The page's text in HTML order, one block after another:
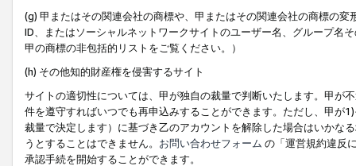
(g) 甲またはその関連会社の商標や、甲またはその関連会社の商標の
ID、またはソーシャルネットワークサイトのユーザー名、グループ名
甲の商標の非包括的リストをご覧ください。）
(h) その他知的財産権を侵害するサイト
サイトの適切性については、甲が独自の裁量で判断いたします。甲が
件を遵守すればいつでも再申込みすることができます。ただし、甲が
裁量で決定します）に基づき乙のアカウントを解除した場合はいかな
うとすることはできません。 お問い合わせフォーム の「運営規約違反
承認手続を開始することができます。